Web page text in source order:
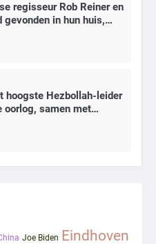
regisseur Rob Reiner en
gevonden in hun huis,
hoogste Hezbollah-leider
oorlog, samen met
Joe Biden Eindhoven